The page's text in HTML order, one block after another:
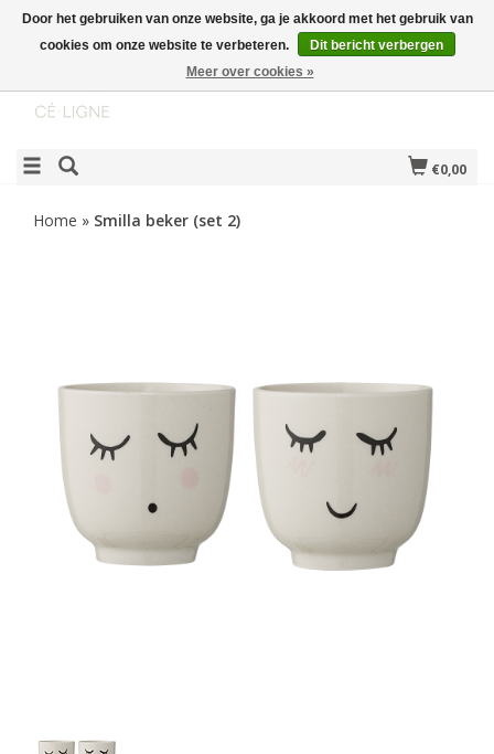
€0,00
Home » Smilla beker (set 2)
Door het gebruiken van onze website, ga je akkoord met het gebruik van
cookies om onze website te verbeteren.
Dit bericht verbergen
Meer over cookies »